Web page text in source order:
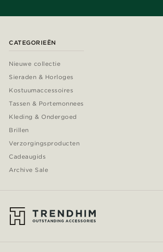
CATEGORIEËN
Nieuwe collectie
Sieraden & Horloges
Kostuumaccessoires
Tassen & Portemonnees
Kleding & Ondergoed
Brillen
Verzorgingsproducten
Cadeaugids
Archive Sale